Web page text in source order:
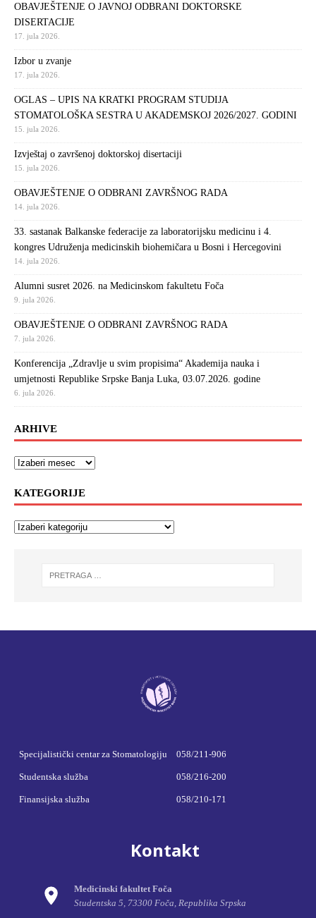
OBAVJEŠTENJE O JAVNOJ ODBRANI DOKTORSKE
DISERTACIJE
17. jula 2026.
Izbor u zvanje
17. jula 2026.
OGLAS – UPIS NA KRATKI PROGRAM STUDIJA
STOMATOLOŠKA SESTRA U AKADEMSKOJ 2026/2027. GODINI
15. jula 2026.
Izvještaj o završenoj doktorskoj disertaciji
15. jula 2026.
OBAVJEŠTENJE O ODBRANI ZAVRŠNOG RADA
14. jula 2026.
33. sastanak Balkanske federacije za laboratorijsku medicinu i 4.
kongres Udruženja medicinskih biohemičara u Bosni i Hercegovini
14. jula 2026.
Alumni susret 2026. na Medicinskom fakultetu Foča
9. jula 2026.
OBAVJEŠTENJE O ODBRANI ZAVRŠNOG RADA
7. jula 2026.
Konferencija „Zdravlje u svim propisima“ Akademija nauka i
umjetnosti Republike Srpske Banja Luka, 03.07.2026. godine
6. jula 2026.
ARHIVE
KATEGORIJE
Specijalistički centar za Stomatologiju 058/211-906
Studentska služba 058/216-200
Finansijska služba 058/210-171
Kontakt
Medicinski fakultet Foča
Studentska 5, 73300 Foča, Republika Srpska